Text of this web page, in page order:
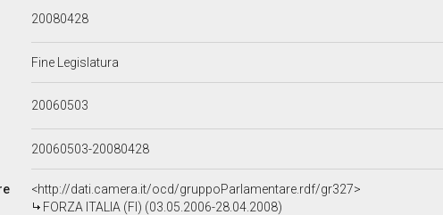
20080428
Fine Legislatura
20060503
20060503-20080428
<http://dati.camera.it/ocd/gruppoParlamentare.rdf/gr327>
FORZA ITALIA (FI) (03.05.2006-28.04.2008)